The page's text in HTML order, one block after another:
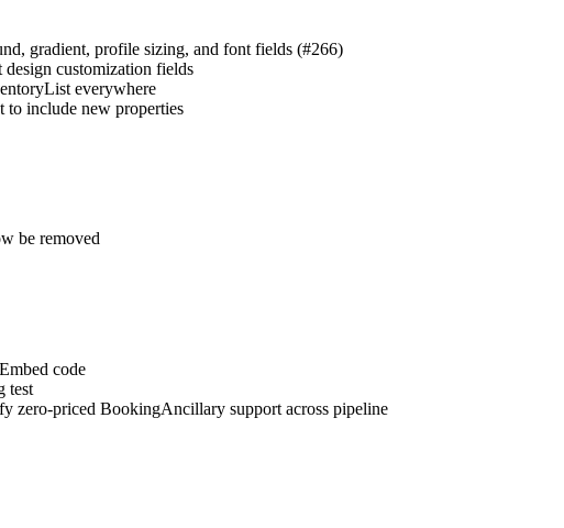
gradient, profile sizing, and font fields (#266)
customization fields
everywhere
to include new properties
be removed
code
test
zero-priced BookingAncillary support across pipeline